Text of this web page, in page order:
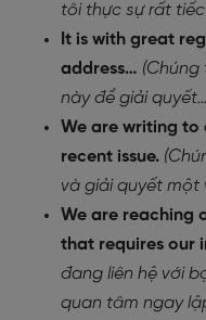
tôi thực sự rất
It is with great
address… (Chúng
này để giải
We are writing to
recent issue.
và giải quyết một
We are reaching
that requires our
đang liên hệ với
quan tâm ngay